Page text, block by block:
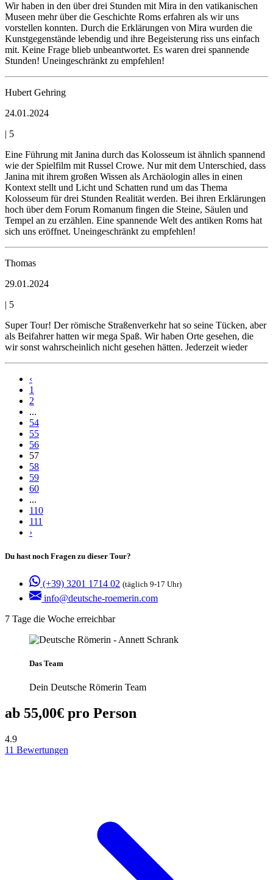
Wir haben in den über drei Stunden mit Mira in den vatikanischen
Museen mehr über die Geschichte Roms erfahren als wir uns
vorstellen konnten. Durch die Erklärungen von Mira wurden die
Kunstgegenstände lebendig und ihre Begeisterung riss uns einfach
mit. Keine Frage blieb unbeantwortet. Es waren drei spannende
Stunden! Uneingeschränkt zu empfehlen!
Hubert Gehring
24.01.2024
| 5
Eine Führung mit Janina durch das Kolosseum ist ähnlich spannend
wie der Spielfilm mit Russel Crowe. Nur mit dem Unterschied, dass
Janina mit ihrem großen Wissen als Archäologin alles in einen
Kontext stellt und Licht und Schatten rund um das Thema
Kolosseum für drei Stunden Realität werden. Bei ihren Erklärungen
hoch über dem Forum Romanum fingen die Steine, Säulen und
Tempel an zu erzählen. Eine spannende Welt des antiken Roms hat
sich uns eröffnet. Uneingeschränkt zu empfehlen!
Thomas
29.01.2024
| 5
Super Tour! Der römische Straßenverkehr hat so seine Tücken, aber
als Beifahrer hatten wir mega Spaß. Wir haben Orte gesehen, die
wir sonst wahrscheinlich nicht gesehen hätten. Jederzeit wieder
‹
1
2
...
54
55
56
57
58
59
60
...
110
111
›
Du hast noch Fragen zu dieser Tour?
(+39) 3201 1714 02 (täglich 9-17 Uhr)
info@deutsche-roemerin.com
7 Tage die Woche erreichbar
Das Team
Dein Deutsche Römerin Team
ab 55,00€ pro Person
4.9
11 Bewertungen